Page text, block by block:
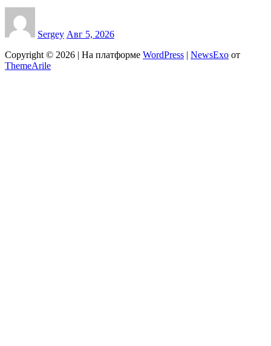
Sergey Авг 5, 2026
Copyright © 2026 | На платформе WordPress NewsExo от
ThemeArile